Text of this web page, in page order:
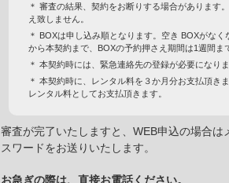
＊ 審査の結果、契約をお断りする場合があります
え致しません。
＊ BOXは申し込み順となります。空き BOXがな
から本契約まで、BOXの予約押さえ期間は1週間ま
＊ 本契約時には、緊急連絡先の登録が必要になり
＊ 本契約時に、レンタル料を３か月分お支払頂き
レンタル料としてお支払頂きます。
審査が完了いたしますと、WEB申込の場合
スワードをお送りいたします。
お急ぎの際は、直接お電話ください。